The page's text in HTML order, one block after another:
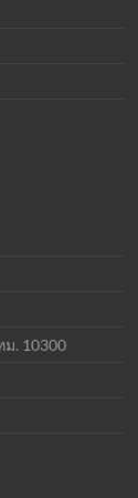
. 10300